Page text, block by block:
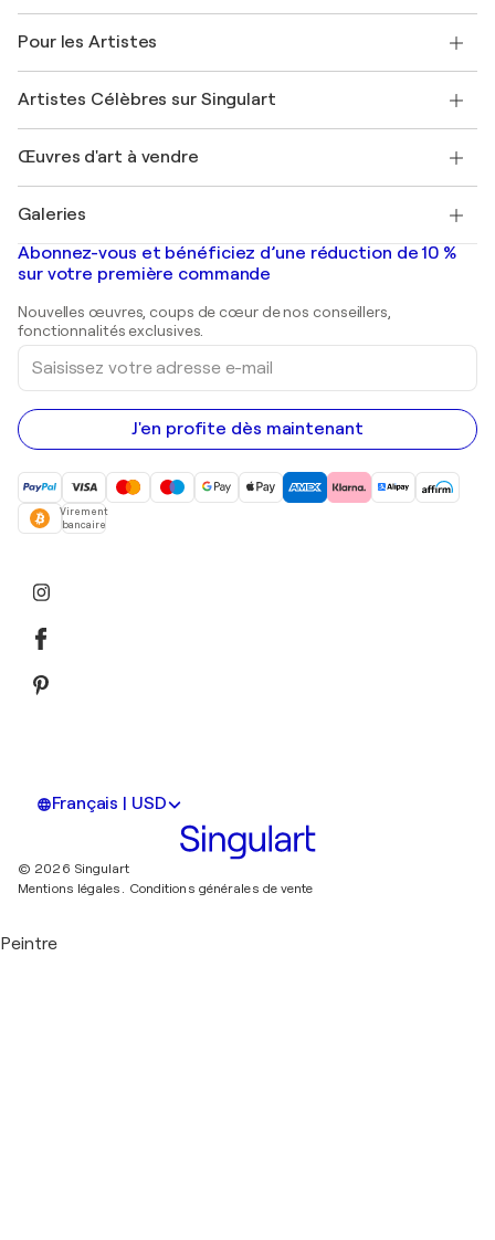
Offrir une carte cadeau
Rejoignez notre programme commercial
Mon compte
+33 1 76 44 06 42
FAQ
Magazine Singulart
Emplois
Découvrez une sélection d'art original
Pour les Artistes
Se connecter en tant qu'Artiste
Artistes Célèbres sur Singulart
Marc Chagall
Banksy
Mr. Brainwash
Shepard Fairey
Œuvres d'art à vendre
Tableaux abstraits à vendre
Peintures de paysage
Estampes
Peintures acryliques
Galeries
Galeries d'art en France
Galeries d'art en Belgique
Abonnez-vous et bénéficiez d’une réduction de 10 %
sur votre première commande
Nouvelles œuvres, coups de cœur de nos conseillers,
fonctionnalités exclusives.
Saisissez
votre
adresse
e-
mail
J'en profite dès maintenant
Virement
bancaire
Français | USD
© 2026 Singulart
Mentions légales. Conditions générales de vente
Peintre